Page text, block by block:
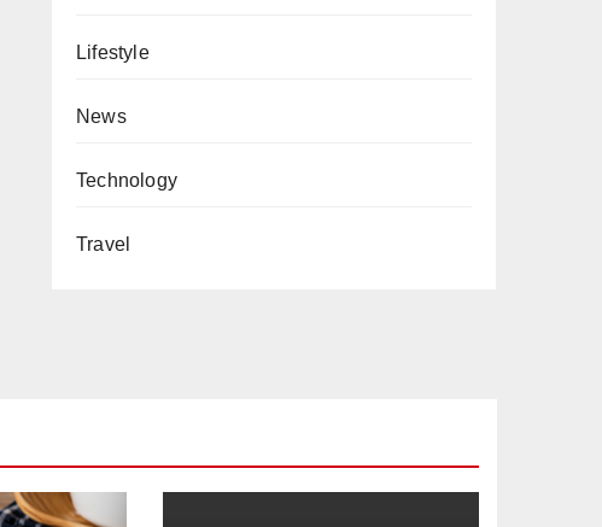
Lifestyle
News
Technology
Travel